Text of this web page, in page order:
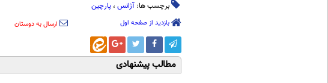
برچسب ها: آژانس ، پارچین
بازدید از صفحه اول ارسال به دوستان
مطالب پیشنهادی